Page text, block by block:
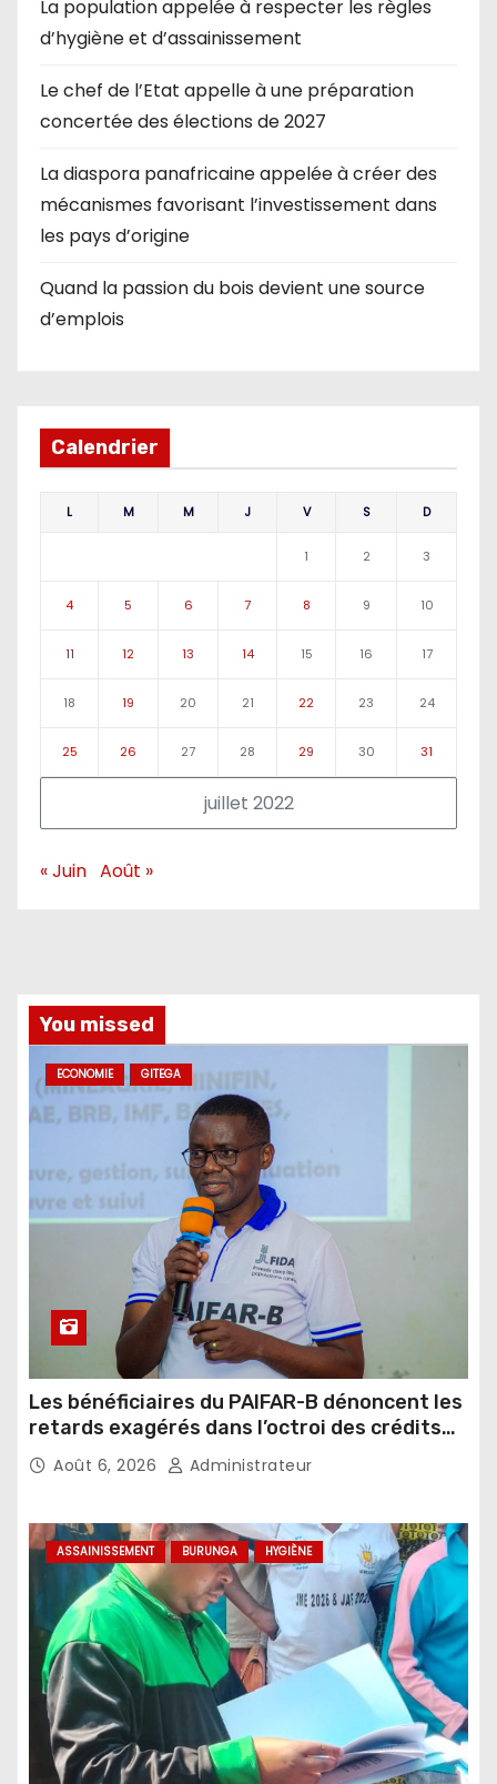
La population appelée à respecter les règles
d’hygiène et d’assainissement
Le chef de l’Etat appelle à une préparation
concertée des élections de 2027
La diaspora panafricaine appelée à créer des
mécanismes favorisant l’investissement dans
les pays d’origine
Quand la passion du bois devient une source
d’emplois
Calendrier
juillet 2022
L M M J V S D
1 2 3
4 5 6 7 8 9 10
11 12 13 14 15 16 17
18 19 20 21 22 23 24
25 26 27 28 29 30 31
« Juin Août »
You missed
ECONOMIE GITEGA
Les bénéficiaires du PAIFAR-B dénoncent les
retards exagérés dans l’octroi des crédits
agricoles
Août 6, 2026 Administrateur
ASSAINISSEMENT BURUNGA HYGIÈNE